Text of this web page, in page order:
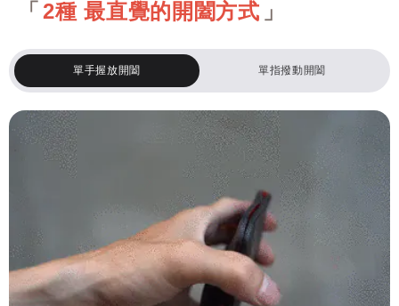
「2種 最直覺的開闔方式 」
單手握放開闔 單指撥動開闔